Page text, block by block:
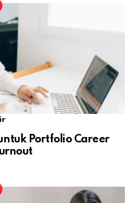
Portfolio Career